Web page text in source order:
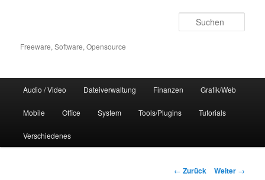
Freeware, Software, Opensource
Audio / Video Dateiverwaltung Finanzen Grafik/Web
Mobile Office System Tools/Plugins Tutorials
Verschiedenes
Beitrags-
← Zurück Weiter →